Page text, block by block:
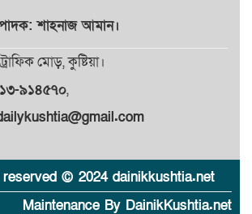
শাহনাজ আমান।
মোড়, কুষ্টিয়া।
৯১৪৫৭০,
© 2024 dainikkushtia.net
Maintenance By DainikKushtia.net